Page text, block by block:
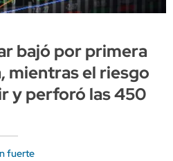
bajó por primera
mientras el riesgo
y perforó las 450
fuerte